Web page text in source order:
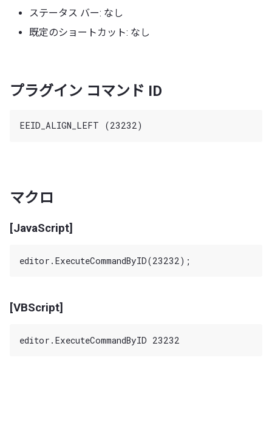
ステータス バー: なし
既定のショートカット: なし
プラグイン コマンド ID
マクロ
[JavaScript]
[VBScript]